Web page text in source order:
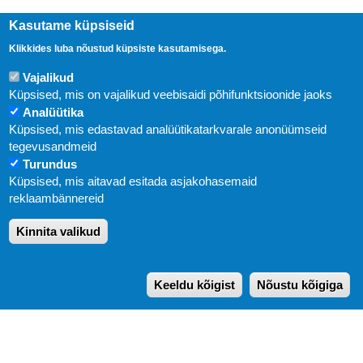
Uudised
KIRJASTUS PEGASUS OÜ © 2020
Paldiski mnt. 29 (A korpus VI korrus), Tallinn
E-post:pegasus[at]pegasus.ee
Kasutame küpsiseid
Klikkides luba nõustud küpsiste kasutamisega.
Vajalikud
Küpsised, mis on vajalikud veebisaidi põhifunktsioonide jaoks
Analüütika
Küpsised, mis edastavad analüütikatarkvarale anonüümseid
tegevusandmeid
Turundus
Küpsised, mis aitavad esitada asjakohasemaid
reklaambännereid
Kinnita valikud
Keeldu kõigist Nõustu kõigiga